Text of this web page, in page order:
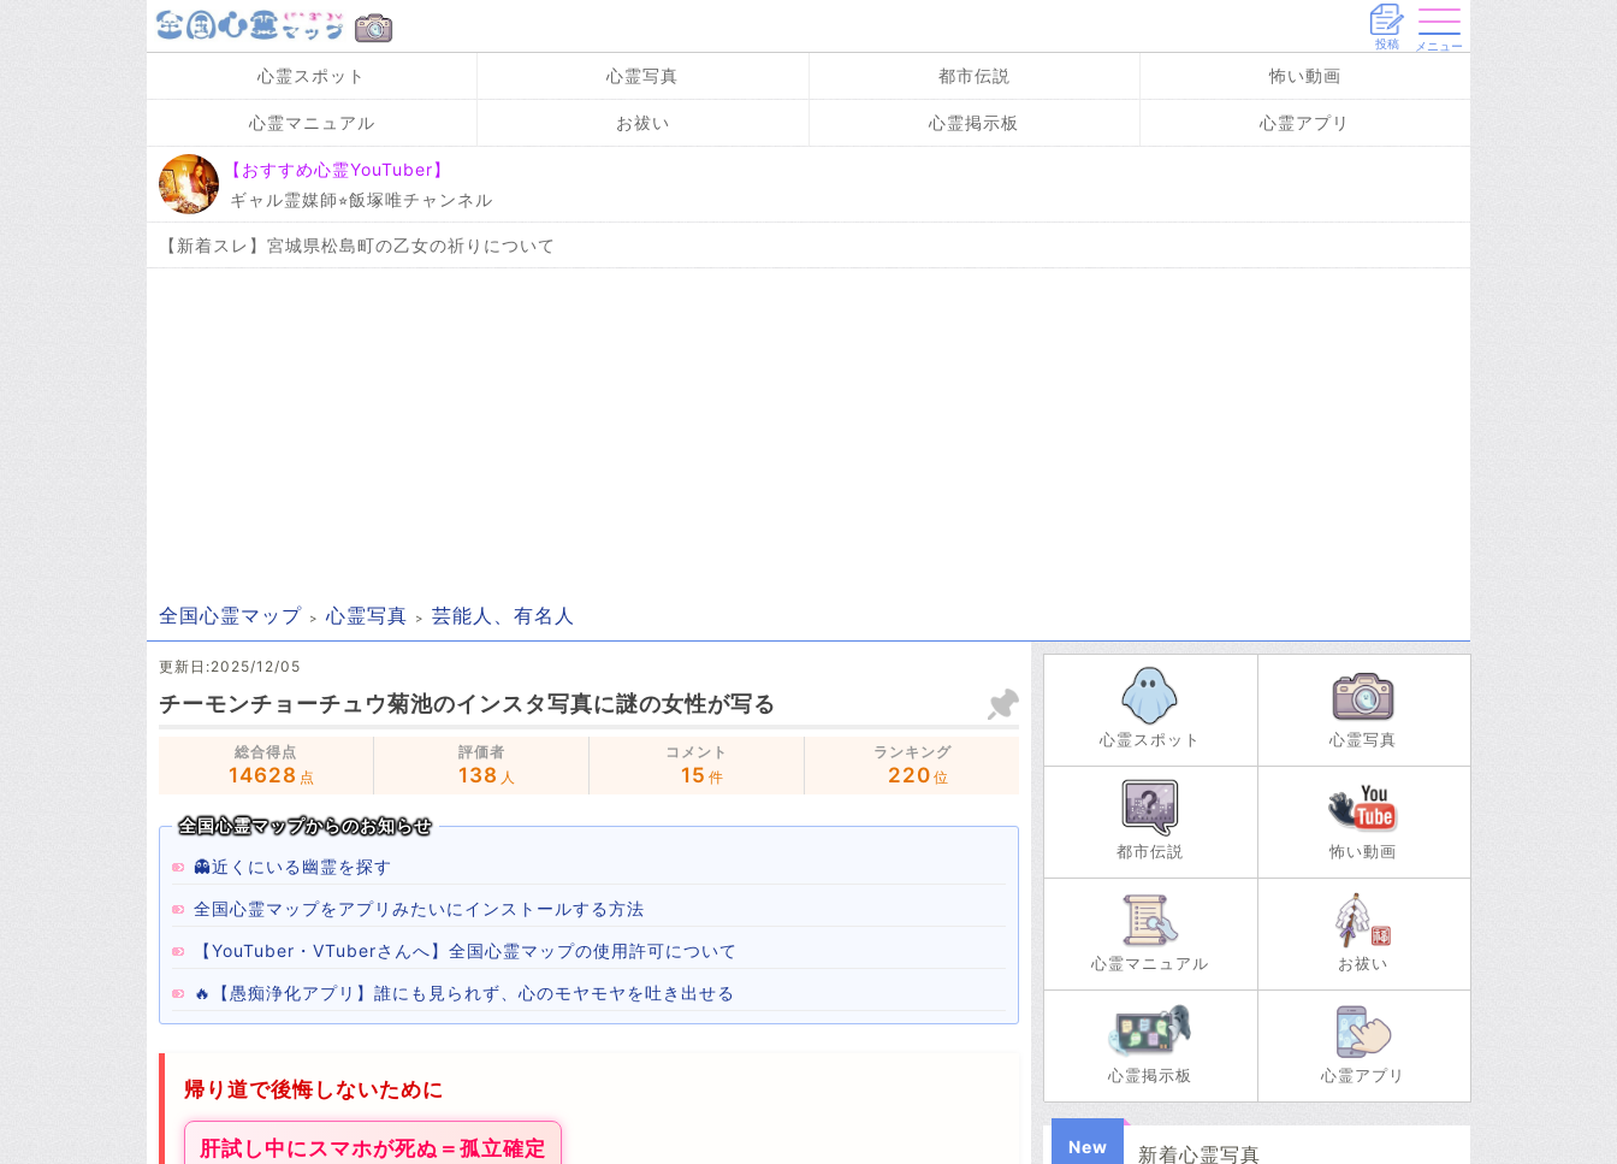
投稿 メニュー
心霊スポット 心霊写真 都市伝説 怖い動画
心霊マニュアル お祓い 心霊掲示板 心霊アプリ
【おすすめ心霊YouTuber】
ギャル霊媒師⭐︎飯塚唯チャンネル
【新着スレ】宮城県松島町の乙女の祈りについて
全国心霊マップ 心霊写真 芸能人、有名人
更新日:2025/12/05
チーモンチョーチュウ菊池のインスタ写真に謎の女性が写る
総合得点
14628 点
評価者
138 人
コメント
15 件
ランキング
220 位
全国心霊マップからのお知らせ
👻近くにいる幽霊を探す
全国心霊マップをアプリみたいにインストールする方法
【YouTuber・VTuberさんへ】全国心霊マップの使用許可について
🔥【愚痴浄化アプリ】誰にも見られず、心のモヤモヤを吐き出せる
帰り道で後悔しないために
肝試し中にスマホが死ぬ＝孤立確定
心霊スポット 心霊写真
都市伝説 怖い動画
心霊マニュアル お祓い
心霊掲示板 心霊アプリ
New 新着心霊写真